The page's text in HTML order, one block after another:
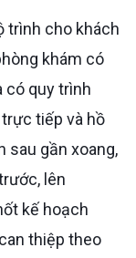
khám có
có quy trình
tiếp và hồ
sau gần xoang,
lên
kế hoạch
thiệp theo